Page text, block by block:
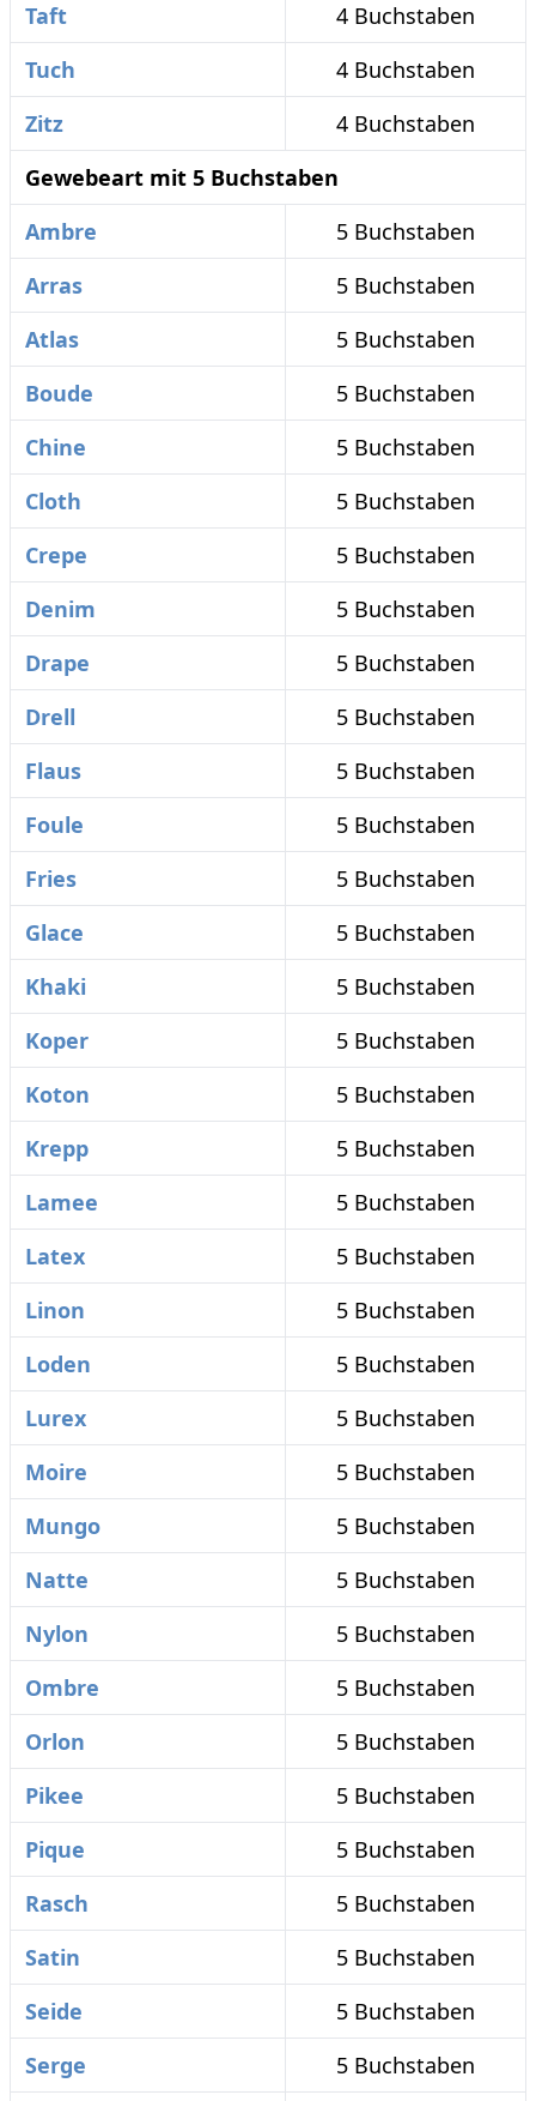
Taft
4 Buchstaben
Tuch
4 Buchstaben
Zitz
4 Buchstaben
Gewebeart mit 5 Buchstaben
Ambre
5 Buchstaben
Arras
5 Buchstaben
Atlas
5 Buchstaben
Boude
5 Buchstaben
Chine
5 Buchstaben
Cloth
5 Buchstaben
Crepe
5 Buchstaben
Denim
5 Buchstaben
Drape
5 Buchstaben
Drell
5 Buchstaben
Flaus
5 Buchstaben
Foule
5 Buchstaben
Fries
5 Buchstaben
Glace
5 Buchstaben
Khaki
5 Buchstaben
Koper
5 Buchstaben
Koton
5 Buchstaben
Krepp
5 Buchstaben
Lamee
5 Buchstaben
Latex
5 Buchstaben
Linon
5 Buchstaben
Loden
5 Buchstaben
Lurex
5 Buchstaben
Moire
5 Buchstaben
Mungo
5 Buchstaben
Natte
5 Buchstaben
Nylon
5 Buchstaben
Ombre
5 Buchstaben
Orlon
5 Buchstaben
Pikee
5 Buchstaben
Pique
5 Buchstaben
Rasch
5 Buchstaben
Satin
5 Buchstaben
Seide
5 Buchstaben
Serge
5 Buchstaben